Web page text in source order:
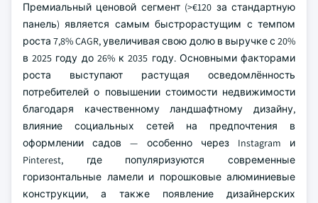
Премиальный ценовой сегмент (>€120 за стандартную
панель) является самым быстрорастущим с темпом
роста 7,8% CAGR, увеличивая свою долю в выручке с 20%
в 2025 году до 26% к 2035 году. Основными факторами
роста выступают растущая осведомлённость
потребителей о повышении стоимости недвижимости
благодаря качественному ландшафтному дизайну,
влияние социальных сетей на предпочтения в
оформлении садов — особенно через Instagram и
Pinterest, где популяризуются современные
горизонтальные ламели и порошковые алюминиевые
конструкции, а также появление дизайнерских